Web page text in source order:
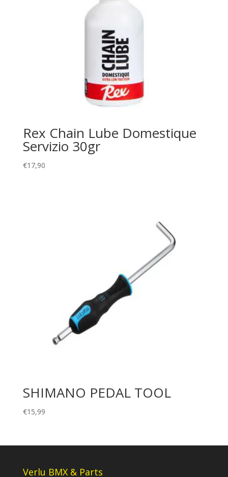
Rex Chain Lube Domestique
Servizio 30gr
€17,90
SHIMANO PEDAL TOOL
€15,99
Verlu BMX & Parts